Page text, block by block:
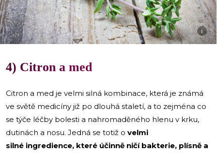
i
4) Citron a med
Citron a med je velmi silná kombinace, která je známá
ve světě medicíny již po dlouhá staletí, a to zejména co
se týče léčby bolesti a nahromaděného hlenu v krku,
dutinách a nosu. Jedná se totiž o velmi
silné ingredience, které účinně ničí bakterie, plísně a